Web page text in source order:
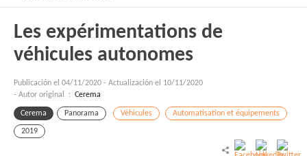
Les expérimentations de
véhicules autonomes
Publicación el 04/11/2020 - Actualización el 10/11/2020
- Autor original : Cerema
Cerema Panorama Véhicules Automatisation et équipements
2019